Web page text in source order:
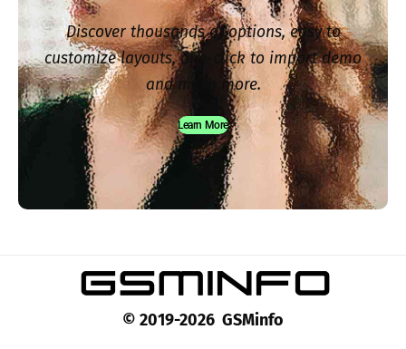
Discover thousands of options, easy to
customize layouts, one-click to import demo
and much more.
Learn More
© 2019-2026 GSMinfo